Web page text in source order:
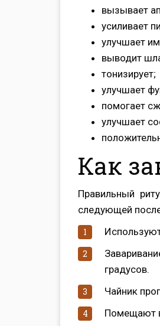
вызывает
усиливает
улучшает
выводит
тонизирует;
улучшает
помогает
улучшает
Как
Правильный
следующей
градусов.
Чайник
Помещают